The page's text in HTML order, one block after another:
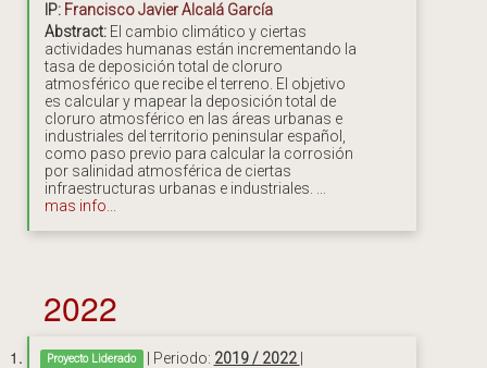
IP: Francisco Javier Alcalá García
Abstract: El cambio climático y ciertas
actividades humanas están incrementando la
tasa de deposición total de cloruro
atmosférico que recibe el terreno. El objetivo
es calcular y mapear la deposición total de
cloruro atmosférico en las áreas urbanas e
industriales del territorio peninsular español,
como paso previo para calcular la corrosión
por salinidad atmosférica de ciertas
infraestructuras urbanas e industriales. ...
mas info...
2022
Proyecto Liderado | Periodo: 2019 / 2022 |